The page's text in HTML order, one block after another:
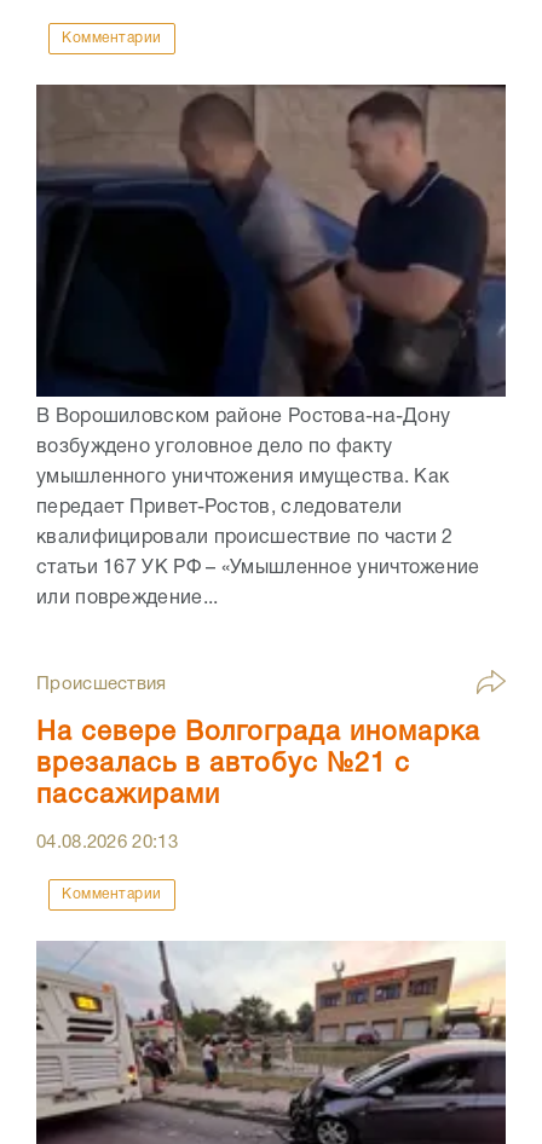
Комментарии
В Ворошиловском районе Ростова-на-Дону
возбуждено уголовное дело по факту
умышленного уничтожения имущества. Как
передает Привет-Ростов, следователи
квалифицировали происшествие по части 2
статьи 167 УК РФ – «Умышленное уничтожение
или повреждение...
Происшествия
На севере Волгограда иномарка
врезалась в автобус №21 с
пассажирами
04.08.202620:13
Комментарии